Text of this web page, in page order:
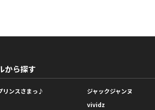
から探す
リンスさまっ♪
ジャックジャンヌ
vividz